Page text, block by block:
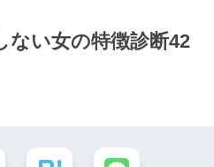
ない女の特徴診断42